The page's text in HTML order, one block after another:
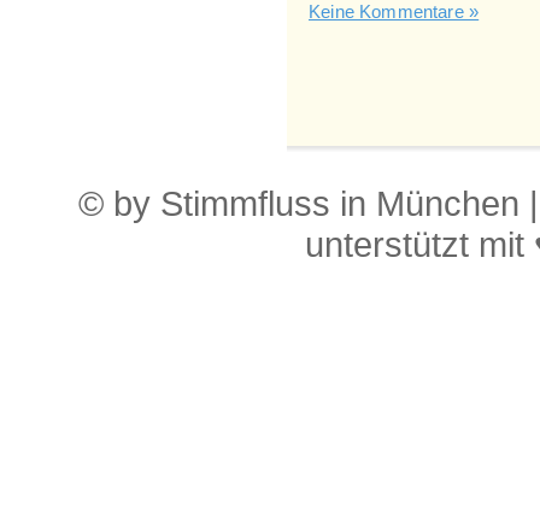
Keine Kommentare »
© by Stimmfluss in München
unterstützt